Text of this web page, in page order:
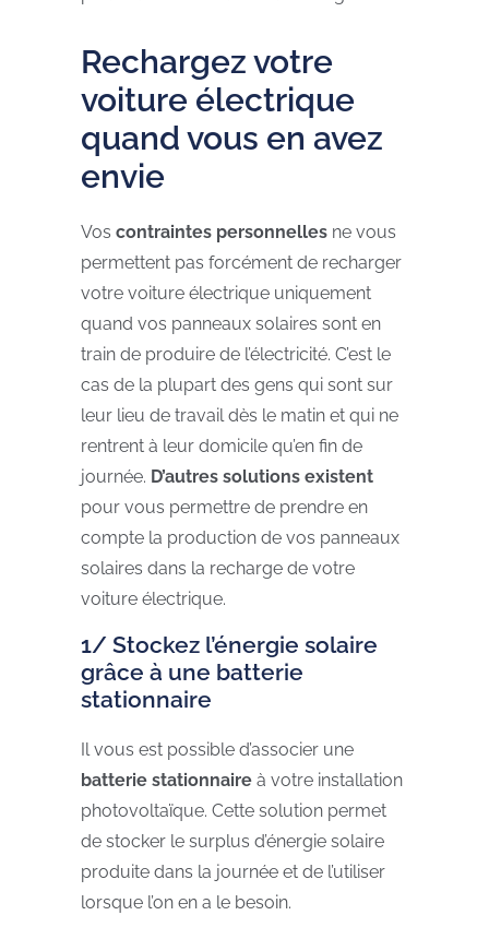
Rechargez votre
voiture électrique
quand vous en avez
envie
Vos contraintes personnelles ne vous
permettent pas forcément de recharger
votre voiture électrique uniquement
quand vos panneaux solaires sont en
train de produire de l’électricité. C’est le
cas de la plupart des gens qui sont sur
leur lieu de travail dès le matin et qui ne
rentrent à leur domicile qu’en fin de
journée. D’autres solutions existent
pour vous permettre de prendre en
compte la production de vos panneaux
solaires dans la recharge de votre
voiture électrique.
1/ Stockez l’énergie solaire
grâce à une batterie
stationnaire
Il vous est possible d’associer une
batterie stationnaire à votre installation
photovoltaïque. Cette solution permet
de stocker le surplus d’énergie solaire
produite dans la journée et de l’utiliser
lorsque l’on en a le besoin.